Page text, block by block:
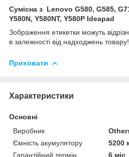
Сумісна з Lenovo G580, G585,
Y580N, Y580NT, Y580P Ideapad
Зображення етикетки можуть
в залежності від надходжень товару!
Приховати
Характеристики
Основні
Виробник
Ємність акумулятору
5200
Гарантійний термін
6 міс